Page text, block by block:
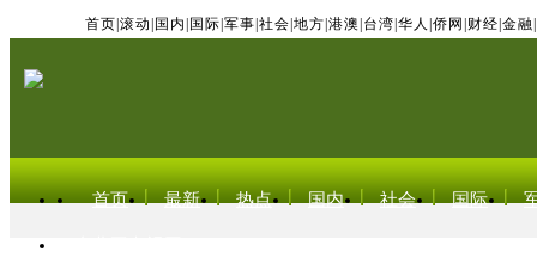
首页 滚动 国内 国际 军事 社会 地方 港澳 台湾 华人 侨网 财经 金融
首页 最新 热点 国内 社会 国际